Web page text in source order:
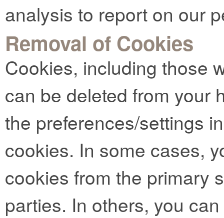
analysis to report on our
Removal of Cookies
Cookies, including those
can be deleted from your
the preferences/settings
cookies. In some cases,
cookies from the primary
parties. In others, you